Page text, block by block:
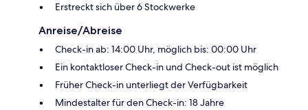
Erstreckt sich über 6 Stockwerke
Anreise/Abreise
Check-in ab: 14:00 Uhr, möglich bis: 00:00 Uhr
Ein kontaktloser Check-in und Check-out ist möglich
Früher Check-in unterliegt der Verfügbarkeit
Mindestalter für den Check-in: 18 Jahre